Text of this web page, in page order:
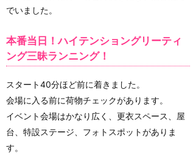
でいました。
本番当日！ハイテンショングリーティ
ング三昧ランニング！
スタート40分ほど前に着きました。
会場に入る前に荷物チェックがあります。
イベント会場はかなり広く、更衣スペース、屋
台、特設ステージ、フォトスポットがありま
す。